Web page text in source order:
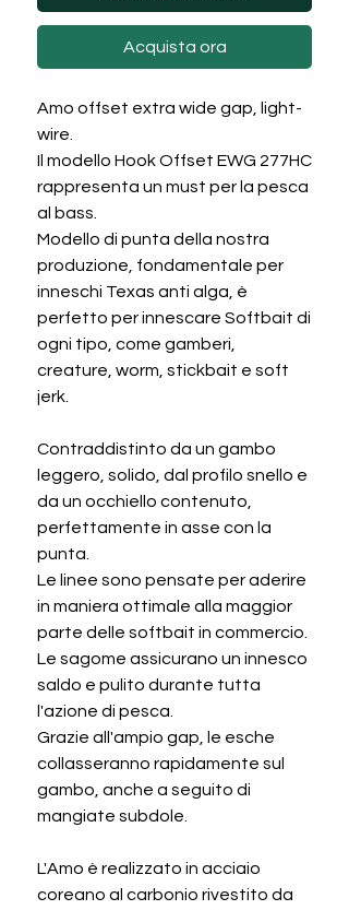
Acquista ora
Amo offset extra wide gap, light-
wire.
Il modello Hook Offset EWG 277HC
rappresenta un must per la pesca
al bass.
Modello di punta della nostra
produzione, fondamentale per
inneschi Texas anti alga, è
perfetto per innescare Softbait di
ogni tipo, come gamberi,
creature, worm, stickbait e soft
jerk.
Contraddistinto da un gambo
leggero, solido, dal profilo snello e
da un occhiello contenuto,
perfettamente in asse con la
punta.
Le linee sono pensate per aderire
in maniera ottimale alla maggior
parte delle softbait in commercio.
Le sagome assicurano un innesco
saldo e pulito durante tutta
l'azione di pesca.
Grazie all'ampio gap, le esche
collasseranno rapidamente sul
gambo, anche a seguito di
mangiate subdole.
L'Amo è realizzato in acciaio
coreano al carbonio rivestito da